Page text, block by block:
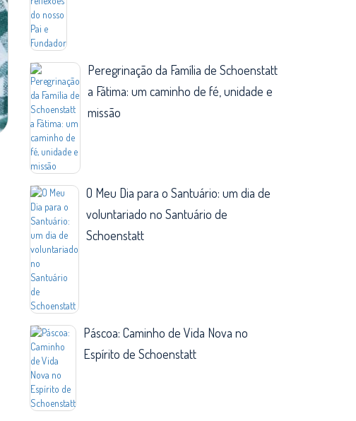
Peregrinação da Família de Schoenstatt
a Fátima: um caminho de fé, unidade e
missão
O Meu Dia para o Santuário: um dia de
voluntariado no Santuário de
Schoenstatt
Páscoa: Caminho de Vida Nova no
Espírito de Schoenstatt